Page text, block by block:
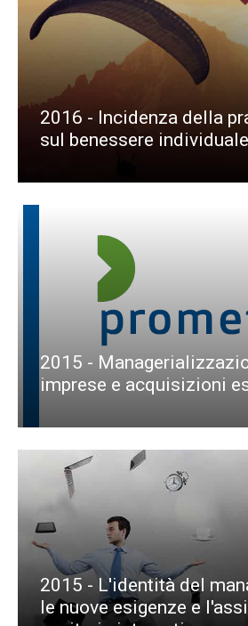
2016 - Incidenza della
sul benessere individuale
2015 -
imprese e acquisizioni
2015 - L'identità del
le nuove esigenze e